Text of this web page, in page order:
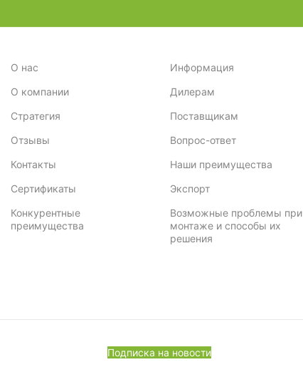
О нас
О компании
Стратегия
Отзывы
Контакты
Сертификаты
Конкурентные
преимущества
Информация
Дилерам
Поставщикам
Вопрос-ответ
Наши преимущества
Экспорт
Возможные проблемы при
монтаже и способы их
решения
Подписка на новости